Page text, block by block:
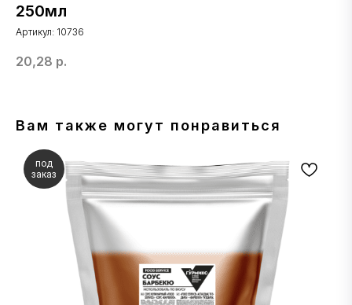
250мл
Артикул: 10736
20,28 р.
Вам также могут понравиться
под
заказ